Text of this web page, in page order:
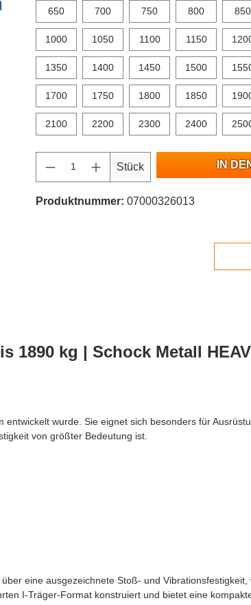
650 700 750 800 850
1000 1050 1100 1150
1350 1400 1450 1500
1700 1750 1800 1850
2100 2200 2300 2400
Stück IN
Produktnummer: 07000326013
1890 kg | Schock Metall
wurde. Sie eignet sich besonders für
von größter Bedeutung ist.
eine ausgezeichnete Stoß- und
I-Träger-Format konstruiert und bietet eine